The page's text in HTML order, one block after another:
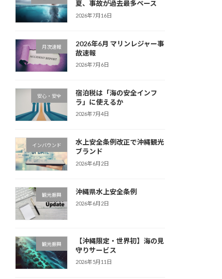
夏、事故が過去最多ペース
2026年7月16日
月次速報
2026年6月 マリンレジャー事
故速報
2026年7月6日
安心・安全
宿泊税は「海の安全インフ
ラ」に使えるか
2026年7月4日
インバウンド
水上安全条例改正で沖縄観光
ブランド
2026年6月2日
観光振興 沖縄県水上安全条例
2026年6月2日
観光振興
【沖縄限定・世界初】海の見
守りサービス
2026年5月11日